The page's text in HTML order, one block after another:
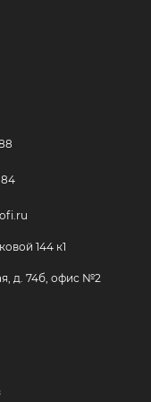
84
144 к1
д. 74б, офис №2